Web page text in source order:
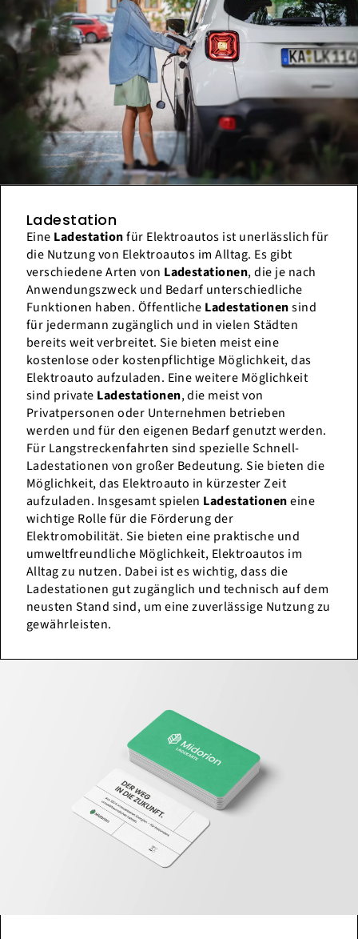
Ladestation
Eine Ladestationfür Elektroautos ist unerlässlich für
die Nutzung von Elektroautos im Alltag. Es gibt
verschiedene Arten von Ladestationen, die je nach
Anwendungszweck und Bedarf unterschiedliche
Funktionen haben. Öffentliche Ladestationensind
für jedermann zugänglich und in vielen Städten
bereits weit verbreitet. Sie bieten meist eine
kostenlose oder kostenpflichtige Möglichkeit, das
Elektroauto aufzuladen. Eine weitere Möglichkeit
sind private Ladestationen, die meist von
Privatpersonen oder Unternehmen betrieben
werden und für den eigenen Bedarf genutzt werden.
Für Langstreckenfahrten sind spezielle Schnell-
Ladestationen von großer Bedeutung. Sie bieten die
Möglichkeit, das Elektroauto in kürzester Zeit
aufzuladen. Insgesamt spielen Ladestationeneine
wichtige Rolle für die Förderung der
Elektromobilität. Sie bieten eine praktische und
umweltfreundliche Möglichkeit, Elektroautos im
Alltag zu nutzen. Dabei ist es wichtig, dass die
Ladestationen gut zugänglich und technisch auf dem
neusten Stand sind, um eine zuverlässige Nutzung zu
gewährleisten.